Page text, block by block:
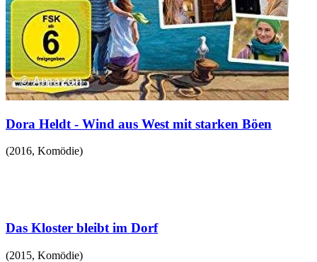
Dora Heldt - Wind aus West mit starken Böen
(2016, Komödie)
Das Kloster bleibt im Dorf
(2015, Komödie)